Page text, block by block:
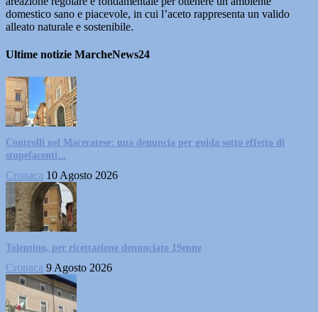
domestico sano e piacevole, in cui l’aceto rappresenta un valido
alleato naturale e sostenibile.
Ultime notizie MarcheNews24
Controlli nel Maceratese: una denuncia per guida sotto effetto di
stupefacenti...
Cronaca 10 Agosto 2026
Tolentino, per ricettazione denunciato 19enne
Cronaca 9 Agosto 2026